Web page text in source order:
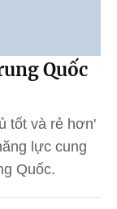
Quốc
tốt và rẻ hơn'
lực cung
Quốc.